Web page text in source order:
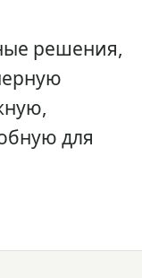
решения,
для